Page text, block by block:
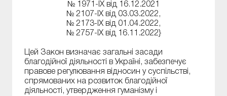
№ 1971-IX від 16.12.2021
№ 2107-IX від 03.03.2022,
№ 2173-IX від 01.04.2022,
№ 2757-IX від 16.11.2022}
Цей Закон визначає загальні засади
благодійної діяльності в Україні, забезпечує
правове регулювання відносин у суспільстві,
спрямованих на розвиток благодійної
діяльності, утвердження гуманізму і